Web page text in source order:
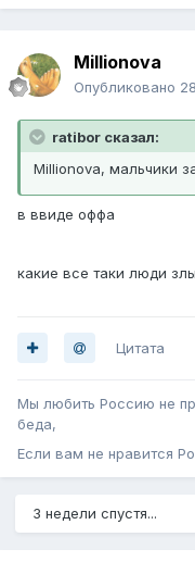
Millionova
Опубликовано
ratibor сказал:
Millionova, мальчики
в ввиде оффа
какие все таки люди
Цитата
Мы любить Россию не
беда,
Если вам не нравится
3 недели спустя...